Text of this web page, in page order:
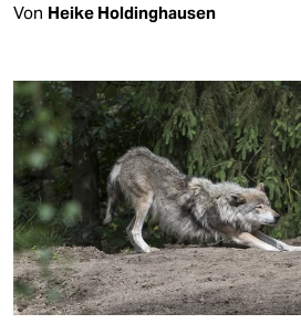
Von Heike Holdinghausen